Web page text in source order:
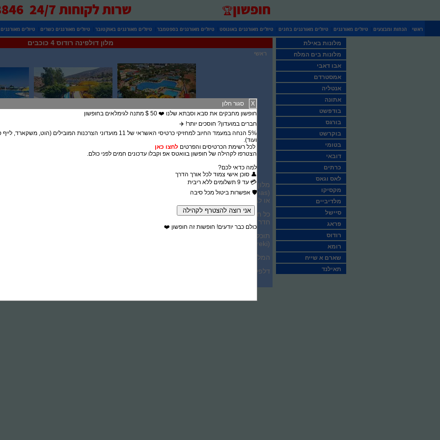
חופשון🏆 שרות לקוחות 24/7 0525738846
ראשי הנחות ומבצעים טיולים מאורגנים טיולים מאורגנים בחגים טיולים מאורגנים באוגוסט טיולים מאורגנים בספטמבר טיולים מאורגנים באוקטובר טיולים מאורגנים כשרים טיולים
מלון דולפינה רודוס 4 כוכבים
ראשי
או לגן, ואינטרנט אלחוטי חינם. תוכלו לאכול במסעדה באתר, ולהירגע בבר.
כל חדרי האירוח במלון מצוידים בטלוויזיה עם ערוצי לוויין ובחדר רחצה פרטי, וחלקם מציעים
חדר.
תוכלו להתחיל את יומכם במזנון ארוחת בוקר עשיר הכולל את כל סוגי הקפה, לצד מטעמים
(tsoureki) ומפוגאצה (mpougatsa). המסעדה שבאתר מגישה מנות מהמטבח הבינלאומי.
המלון מציע מתקני שעשועים לילדים. תוכלו לשחק טניס במלון, ולשכור אופניים ורכב.
דלפק הקבלה פעיל 24 שעות ביממה, והצוות הדובר אנגלית, ספרדית ופורטוגזית, ישמח לספק לכם מידע שימושי על האזור.
מלונות באילת
מלונות בים המלח
אבו דאבי
אמסטרדם
אנטליה
אתונה
בודפשט
בורגס
בוקרשט
בטומי
דובאי
כרתים
לאס וגאס
מקסיקו
מלדיביים
סיישל
פראג
רודוס
רומא
שארם א שייח
תאילנד
X
סגור חלון
חופשון מחבקים את סבא וסבתא שלנו ❤️ 50 $ מתנה לגימלאים בחופשון
חברים במועדון? חוסכים יותר! ✈️
5% הנחה במעמד החיוב למחזיקי כרטיסי האשראי של 11 מועדוני הצרכנות המובילים (הוט,
ועוד).
לכל רשימת הכרטיסים והפרטים לחצו כאן
הצטרפו לקהילה של חופשון בוואטס אפ וקבלו עדכונים חמים לפני כולם.
​למה כדאי לכם?
​👤 סוכן אישי צמוד לכל אורך הדרך
​💳 עד 9 תשלומים ללא ריבית
​🛡️ אפשרות ביטול מכל סיבה
כולם כבר יודעים! חופשות זה חופשון ❤️